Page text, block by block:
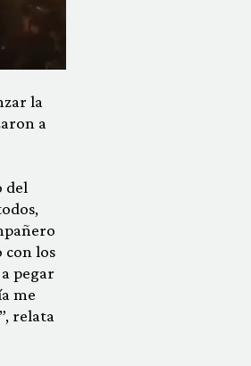
la
a
del
con los
pegar
me
relata